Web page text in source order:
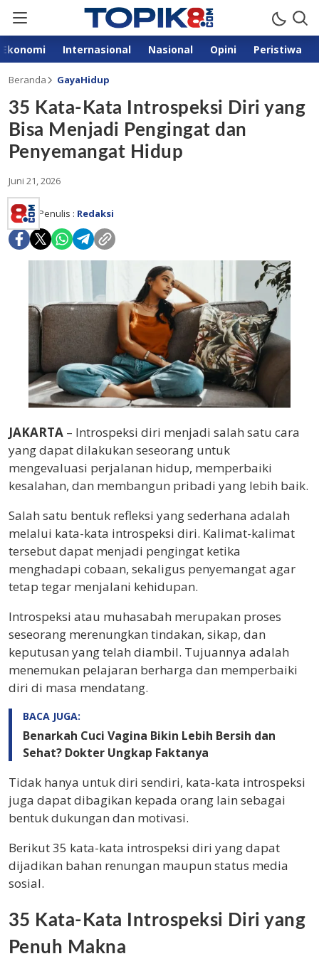
Ekonomi Internasional Nasional Opini Peristiwa
Beranda GayaHidup
35 Kata-Kata Introspeksi Diri yang
Bisa Menjadi Pengingat dan
Penyemangat Hidup
Juni 21, 2026
Penulis : Redaksi
JAKARTA – Introspeksi diri menjadi salah satu cara
yang dapat dilakukan seseorang untuk
mengevaluasi perjalanan hidup, memperbaiki
kesalahan, dan membangun pribadi yang lebih baik.
Salah satu bentuk refleksi yang sederhana adalah
melalui kata-kata introspeksi diri. Kalimat-kalimat
tersebut dapat menjadi pengingat ketika
menghadapi cobaan, sekaligus penyemangat agar
tetap tegar menjalani kehidupan.
Introspeksi atau muhasabah merupakan proses
seseorang merenungkan tindakan, sikap, dan
keputusan yang telah diambil. Tujuannya adalah
menemukan pelajaran berharga dan memperbaiki
diri di masa mendatang.
BACA JUGA:
Benarkah Cuci Vagina Bikin Lebih Bersih dan
Sehat? Dokter Ungkap Faktanya
Tidak hanya untuk diri sendiri, kata-kata introspeksi
juga dapat dibagikan kepada orang lain sebagai
bentuk dukungan dan motivasi.
Berikut 35 kata-kata introspeksi diri yang dapat
dijadikan bahan renungan maupun status media
sosial.
35 Kata-Kata Introspeksi Diri yang
Penuh Makna